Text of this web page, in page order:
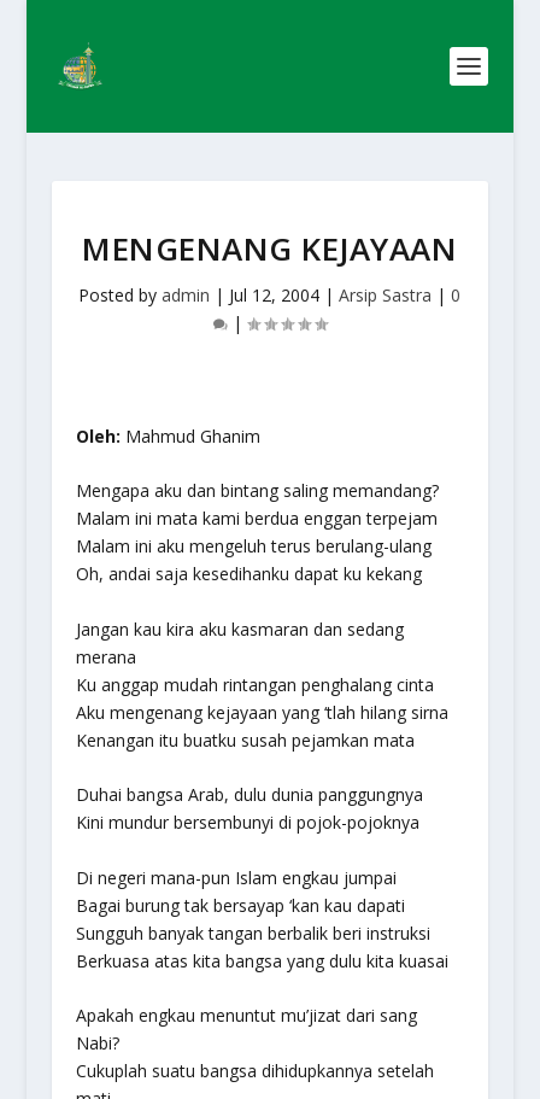
MENGENANG KEJAYAAN
Posted byadmin | Jul 12, 2004 |Arsip Sastra |0
|
Oleh: Mahmud Ghanim
Mengapa aku dan bintang saling memandang?
Malam ini mata kami berdua enggan terpejam
Malam ini aku mengeluh terus berulang-ulang
Oh, andai saja kesedihanku dapat ku kekang
Jangan kau kira aku kasmaran dan sedang
merana
Ku anggap mudah rintangan penghalang cinta
Aku mengenang kejayaan yang ‘tlah hilang sirna
Kenangan itu buatku susah pejamkan mata
Duhai bangsa Arab, dulu dunia panggungnya
Kini mundur bersembunyi di pojok-pojoknya
Di negeri mana-pun Islam engkau jumpai
Bagai burung tak bersayap ‘kan kau dapati
Sungguh banyak tangan berbalik beri instruksi
Berkuasa atas kita bangsa yang dulu kita kuasai
Apakah engkau menuntut mu’jizat dari sang
Nabi?
Cukuplah suatu bangsa dihidupkannya setelah